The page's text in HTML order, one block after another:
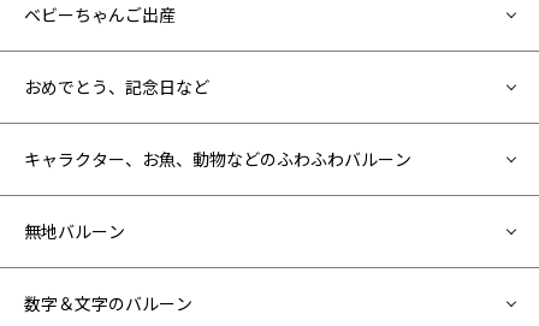
ベビーちゃんご出産
おめでとう、記念日など
キャラクター、お魚、動物などのふわふわバルーン
無地バルーン
数字＆文字のバルーン